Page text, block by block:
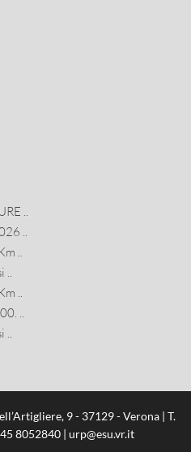
..
..
..
..
..
9 - 37129 - Verona | T.
8052840 | urp@esu.vr.it